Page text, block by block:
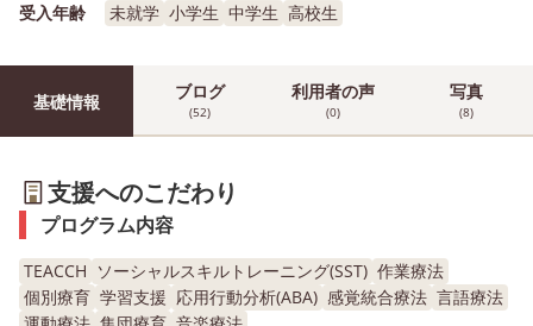
受入年齢
未就学 小学生 中学生 高校生
基礎情報 ブログ
(52)
利用者の声
(0)
写真
(8)
支援へのこだわり
プログラム内容
TEACCH ソーシャルスキルトレーニング(SST) 作業療法
個別療育 学習支援 応用行動分析(ABA) 感覚統合療法 言語療法